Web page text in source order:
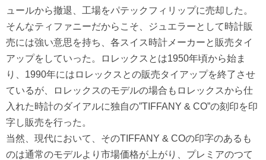
ュールから撤退、工場をパテックフィリップに売却した。
そんなティファニーだからこそ、ジュエラーとして時計販
売には強い意思を持ち、各スイス時計メーカーと販売タイ
アップをしていった。ロレックスとは1950年頃から始ま
り、1990年にはロレックスとの販売タイアップを終了させ
ているが、ロレックスのモデルの場合もロレックスから仕
入れた時計のダイアルに独自の”TIFFANY & CO”の刻印を印
字し販売を行った。
当然、現代において、そのTIFFANY & COの印字のあるも
のは通常のモデルより市場価格が上がり、プレミアのつて